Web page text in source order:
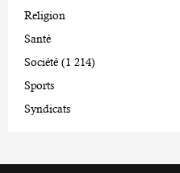
Religion
Santé
Société (1 214)
Sports
Syndicats